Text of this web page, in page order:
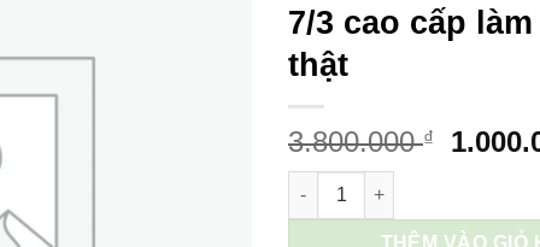
7/3 cao cấp
thật
3.800.000₫
Giá
Kiểu tóc giả nam Layer 7/3
THÊM VÀO GIỎ